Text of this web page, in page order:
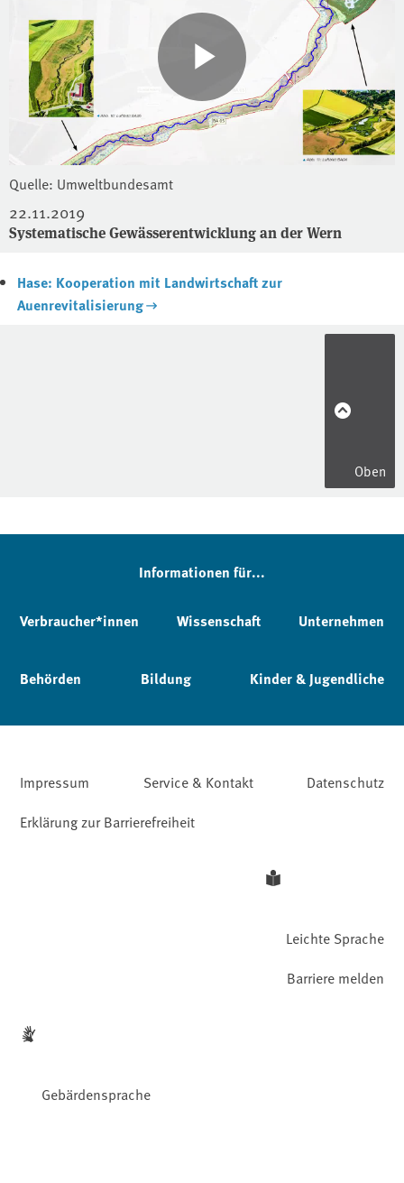
Quelle: Umweltbundesamt
22.11.2019
Systematische Gewässerentwicklung an der Wern
Hase: Kooperation mit Landwirtschaft zur
Auenrevitalisierung
Oben
Informationen für...
Verbraucher*innen Wissenschaft Unternehmen
Behörden Bildung Kinder & Jugendliche
Impressum Service & Kontakt
Datenschutz
Erklärung zur Barrierefreiheit
Leichte Sprache
Gebärdensprache
Barriere melden